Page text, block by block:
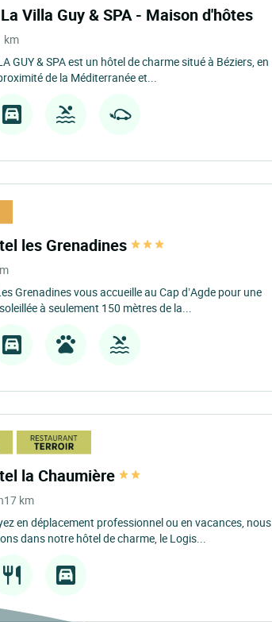
Villa Guy & SPA - Maison d'hôtes
km
GUY & SPA est un hôtel de charme situé à Béziers, en
de la Méditerranée et...
les Grenadines
Grenadines vous accueille au Cap d’Agde pour une
à seulement 150 mètres de la...
la Chaumière
17 km
en déplacement professionnel ou en vacances, nous
dans notre hôtel de charme, le Logis...